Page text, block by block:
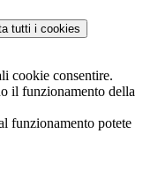
tutti i cookies
cookie consentire.
il funzionamento della
funzionamento potete